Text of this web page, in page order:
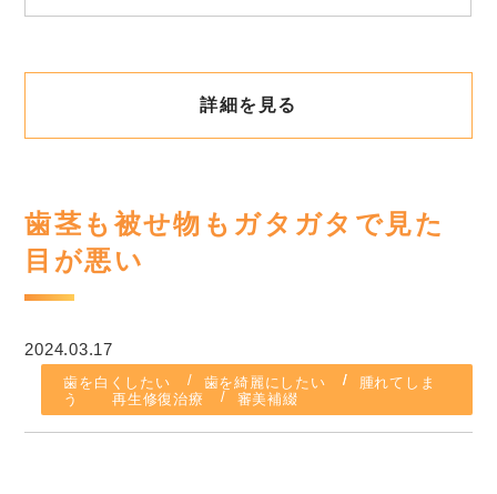
詳細を見る
歯茎も被せ物もガタガタで見た
目が悪い
2024.03.17
歯を白くしたい 歯を綺麗にしたい
腫れてしま
う
再生修復治療 審美補綴